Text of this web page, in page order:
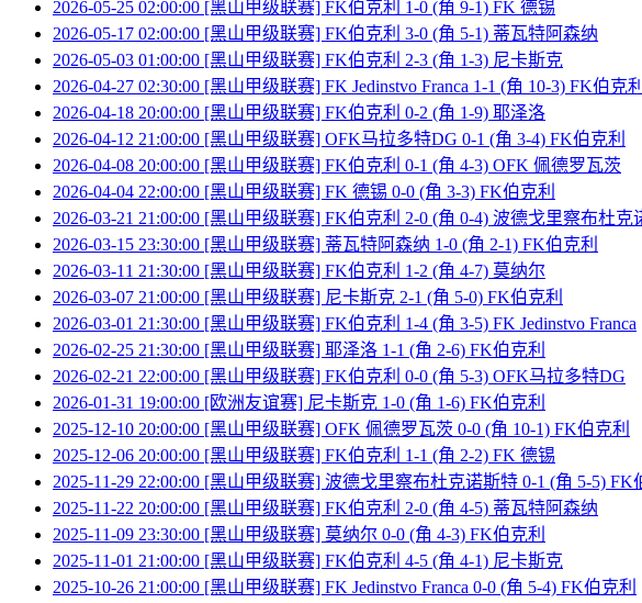
2026-05-25 02:00:00 [黑山甲级联赛] FK伯克利 1-0 (角 9-1) FK 德锡
2026-05-17 02:00:00 [黑山甲级联赛] FK伯克利 3-0 (角 5-1) 蒂瓦特阿森纳
2026-05-03 01:00:00 [黑山甲级联赛] FK伯克利 2-3 (角 1-3) 尼卡斯克
2026-04-27 02:30:00 [黑山甲级联赛] FK Jedinstvo Franca 1-1 (角 10-3) FK伯克利
2026-04-18 20:00:00 [黑山甲级联赛] FK伯克利 0-2 (角 1-9) 耶泽洛
2026-04-12 21:00:00 [黑山甲级联赛] OFK马拉多特DG 0-1 (角 3-4) FK伯克利
2026-04-08 20:00:00 [黑山甲级联赛] FK伯克利 0-1 (角 4-3) OFK 佩德罗瓦茨
2026-04-04 22:00:00 [黑山甲级联赛] FK 德锡 0-0 (角 3-3) FK伯克利
2026-03-21 21:00:00 [黑山甲级联赛] FK伯克利 2-0 (角 0-4) 波德戈里察布杜克
2026-03-15 23:30:00 [黑山甲级联赛] 蒂瓦特阿森纳 1-0 (角 2-1) FK伯克利
2026-03-11 21:30:00 [黑山甲级联赛] FK伯克利 1-2 (角 4-7) 莫纳尔
2026-03-07 21:00:00 [黑山甲级联赛] 尼卡斯克 2-1 (角 5-0) FK伯克利
2026-03-01 21:30:00 [黑山甲级联赛] FK伯克利 1-4 (角 3-5) FK Jedinstvo Franca
2026-02-25 21:30:00 [黑山甲级联赛] 耶泽洛 1-1 (角 2-6) FK伯克利
2026-02-21 22:00:00 [黑山甲级联赛] FK伯克利 0-0 (角 5-3) OFK马拉多特DG
2026-01-31 19:00:00 [欧洲友谊赛] 尼卡斯克 1-0 (角 1-6) FK伯克利
2025-12-10 20:00:00 [黑山甲级联赛] OFK 佩德罗瓦茨 0-0 (角 10-1) FK伯克利
2025-12-06 20:00:00 [黑山甲级联赛] FK伯克利 1-1 (角 2-2) FK 德锡
2025-11-29 22:00:00 [黑山甲级联赛] 波德戈里察布杜克诺斯特 0-1 (角 5-5) FK
2025-11-22 20:00:00 [黑山甲级联赛] FK伯克利 2-0 (角 4-5) 蒂瓦特阿森纳
2025-11-09 23:30:00 [黑山甲级联赛] 莫纳尔 0-0 (角 4-3) FK伯克利
2025-11-01 21:00:00 [黑山甲级联赛] FK伯克利 4-5 (角 4-1) 尼卡斯克
2025-10-26 21:00:00 [黑山甲级联赛] FK Jedinstvo Franca 0-0 (角 5-4) FK伯克利